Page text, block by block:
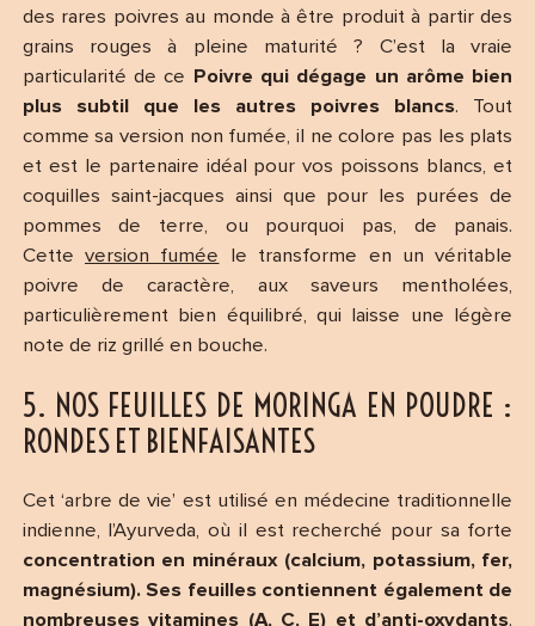
des rares poivres au monde à être produit à partir des
grains rouges à pleine maturité ? C’est la vraie
particularité de ce
Poivre qui dégage un arôme bien
plus subtil que les autres poivres blancs. Tout
comme sa version non fumée, il ne colore pas les plats
et est le partenaire idéal pour vos poissons blancs, et
coquilles saint-jacques ainsi que pour les purées de
pommes de terre, ou pourquoi pas, de panais.
Cetteversion fumée le transforme en un véritable
poivre de caractère, aux saveurs mentholées,
particulièrement bien équilibré, qui laisse une légère
note de riz grillé en bouche.
5. NOS FEUILLES DE MORINGA EN POUDRE :
RONDES ET BIENFAISANTES
Cet ‘arbre de vie’ est utilisé en médecine traditionnelle
indienne, l’Ayurveda, où il est recherché pour sa forte
concentration en minéraux (calcium, potassium, fer,
magnésium). Ses feuilles contiennent également de
nombreuses vitamines (A, C, E) et d’anti-oxydants.